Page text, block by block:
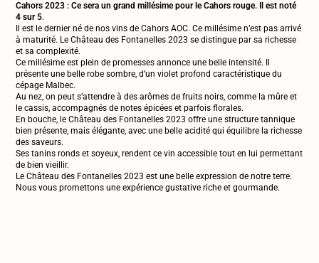
Cahors 2023 : Ce sera un grand millésime pour le Cahors rouge.
Il est noté
4 sur 5.
Il est le dernier né de nos vins de Cahors AOC. Ce millésime n’est pas arrivé
à maturité. Le Château des Fontanelles 2023 se distingue par sa richesse
et sa complexité.
Ce millésime est plein de promesses annonce une belle intensité. Il
présente une belle robe sombre, d’un violet profond caractéristique du
cépage Malbec.
Au nez, on peut s’attendre à des arômes de fruits noirs, comme la mûre et
le cassis, accompagnés de notes épicées et parfois florales.
En bouche, le Château des Fontanelles 2023 offre une structure tannique
bien présente, mais élégante, avec une belle acidité qui équilibre la richesse
des saveurs.
Ses tanins ronds et soyeux, rendent ce vin accessible tout en lui permettant
de bien vieillir.
Le Château des Fontanelles 2023 est une belle expression de notre terre.
Nous vous promettons une expérience gustative riche et gourmande.